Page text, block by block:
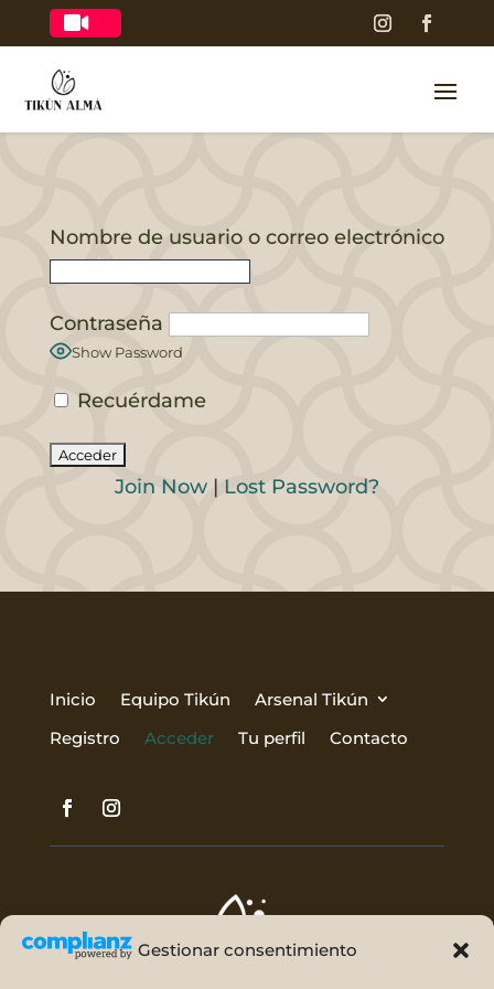
Gestionar consentimiento

Nombre de usuario o correo electrónico
Contraseña
Show Password
Recuérdame
Join Now| Lost Password?
Inicio Equipo Tikún
Arsenal Tikún
Registro
Acceder Tu perfil Contacto